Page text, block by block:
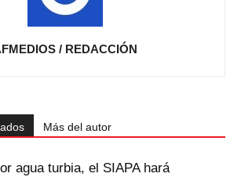
/ REDACCIÓN
Más del autor
agua turbia, el SIAPA hará